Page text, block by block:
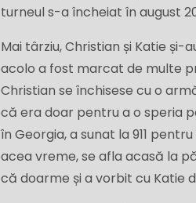
turneul s-a încheiat în august
Mai târziu, Christian și Katie
acolo a fost marcat de multe
Christian se închisese cu o
că era doar pentru a o speria
în Georgia, a sunat la 911
acea vreme, se afla acasă la
că doarme și a vorbit cu Katie